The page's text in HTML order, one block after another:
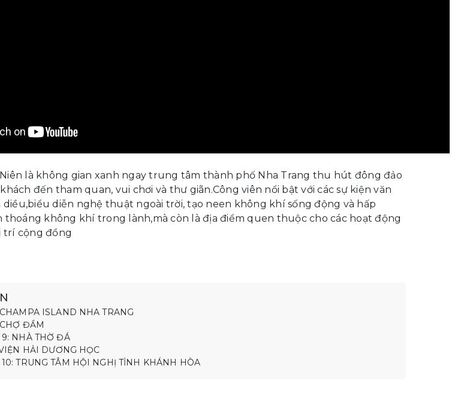
là không gian xanh ngay trung tâm thành phố Nha Trang thu hút đông đảo
đến tham quan, vui chơi và thư giãn.Công viên nổi bật với các sự kiện văn
diều,biểu diễn nghệ thuật ngoài trời, tạo neen không khí sống động và hấp
thoáng không khí trong lành,mà còn là địa điểm quen thuộc cho các hoạt động
trí cộng đồng
ISLAND NHA TRANG
ĐẦM
NHÀ THỜ ĐÁ
HẢI DƯƠNG HỌC
TRUNG TÂM HỘI NGHỊ TỈNH KHÁNH HÒA